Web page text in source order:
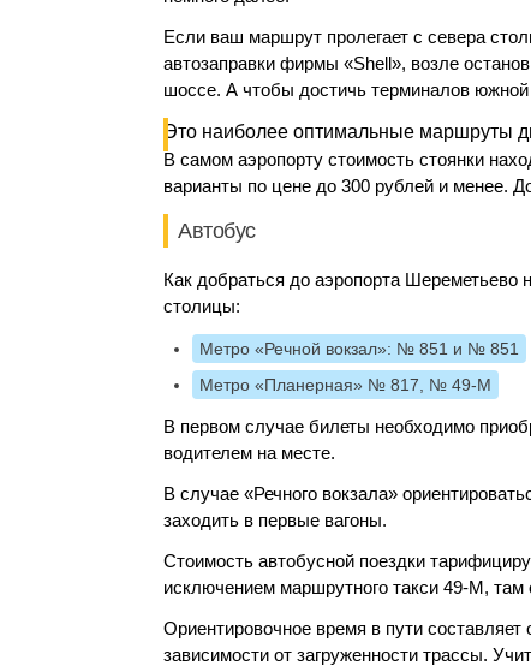
Если ваш маршрут пролегает с севера
автозаправки фирмы «Shell», возле
шоссе. А чтобы достичь терминалов южной
Это наиболее оптимальные маршруты
В самом аэропорту стоимость стоянки
варианты по цене до 300 рублей и менее.
Автобус
Как добраться до аэропорта Шереметьево
столицы:
Метро «Речной вокзал»: № 851 и № 851
Метро «Планерная» № 817, № 49-М
В первом случае билеты необходимо
водителем на месте.
В случае «Речного вокзала»
заходить в первые вагоны.
Стоимость автобусной поездки
исключением маршрутного такси 49-М,
Ориентировочное время в пути
зависимости от загруженности трассы.